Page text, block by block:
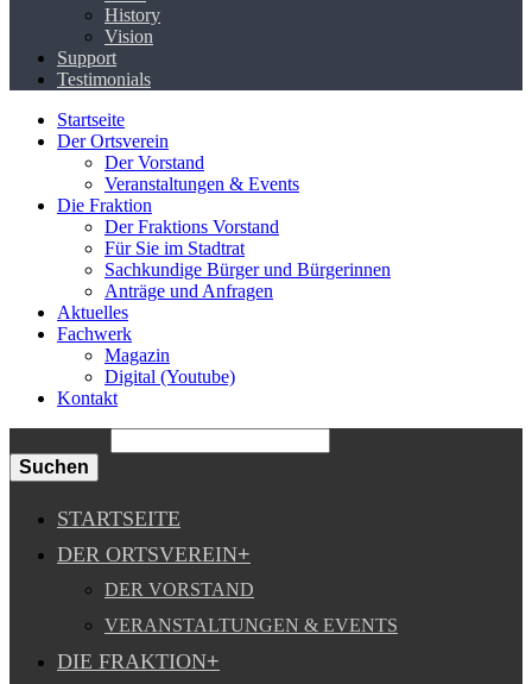
History
Vision
Support
Testimonials
Startseite
Der Ortsverein
Der Vorstand
Veranstaltungen & Events
Die Fraktion
Der Fraktions Vorstand
Für Sie im Stadtrat
Sachkundige Bürger und Bürgerinnen
Anträge und Anfragen
Aktuelles
Fachwerk
Magazin
Digital (Youtube)
Kontakt
Suchen
STARTSEITE
DER ORTSVEREIN
DER VORSTAND
VERANSTALTUNGEN & EVENTS
DIE FRAKTION